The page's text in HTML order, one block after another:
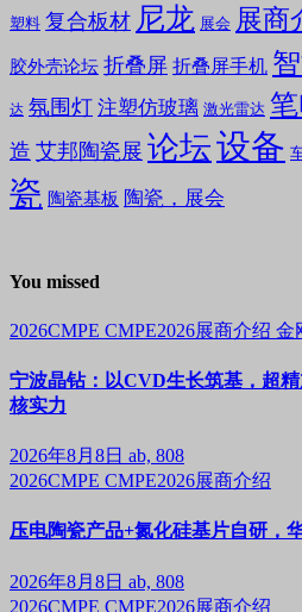
塑料 复合板材 尼龙 展会 展商
胶外壳论坛 折叠屏 折叠屏手机
达 氛围灯 注塑仿玻璃 激光雷达
造 艾邦陶瓷展 论坛设备
瓷 陶瓷基板 陶瓷，展会
You missed
2026CMPE CMPE2026展商介绍 金
宁波晶钻：以CVD生长筑基，超
核实力
2026年8月8日 ab, 808
2026CMPE CMPE2026展商介绍
压电陶瓷产品+氮化硅基片自研，
2026年8月8日 ab, 808
2026CMPE CMPE2026展商介绍